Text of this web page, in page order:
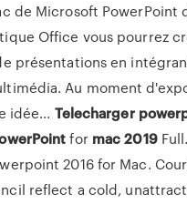
de Microsoft PowerPoint
Office vous pourrez
présentations en
Au moment
idée... Telecharger
for mac 2019
2016 for Mac.
reflect a cold,